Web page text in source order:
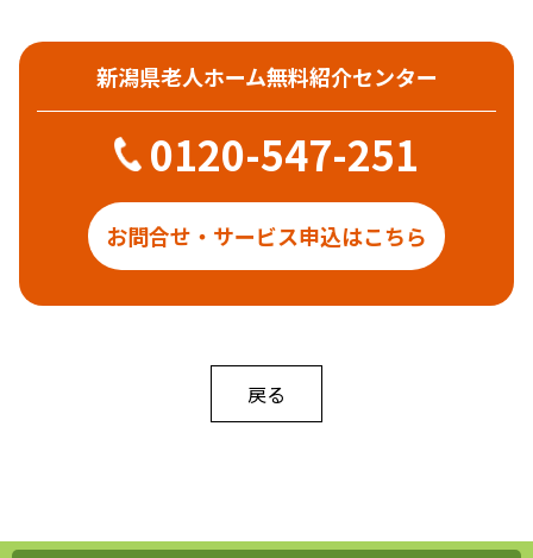
新潟県老人ホーム無料紹介センター
0120-547-251
お問合せ・サービス申込はこちら
戻る